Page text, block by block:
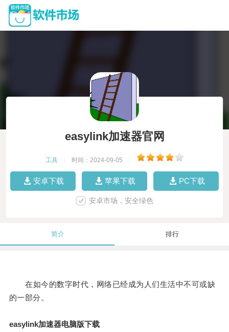
easylink加速器官网
工具 时间：2024-09-05
安卓下载 苹果下载 PC下载
安卓市场，安全绿色
简介 排行
在如今的数字时代，网络已经成为人们生活中不可或缺
的一部分。
easylink加速器电脑版下载